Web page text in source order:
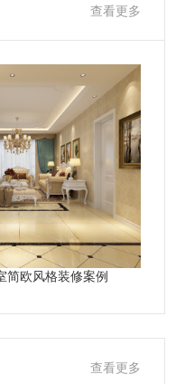
查看更多
简欧风格装修案例
查看更多